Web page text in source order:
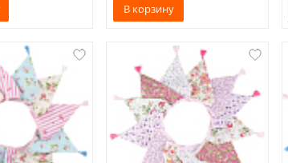
В корзину